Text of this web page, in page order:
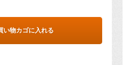
い物カゴに入れる